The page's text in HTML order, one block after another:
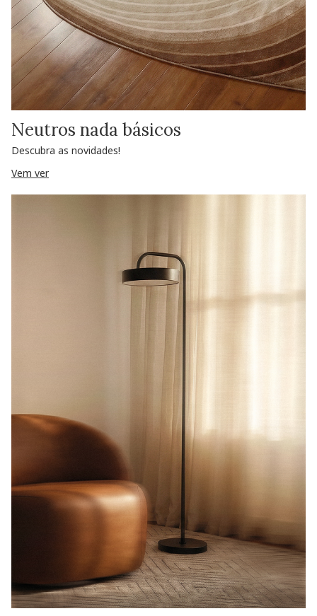
Neutros nada básicos
Descubra as novidades!
Vem ver